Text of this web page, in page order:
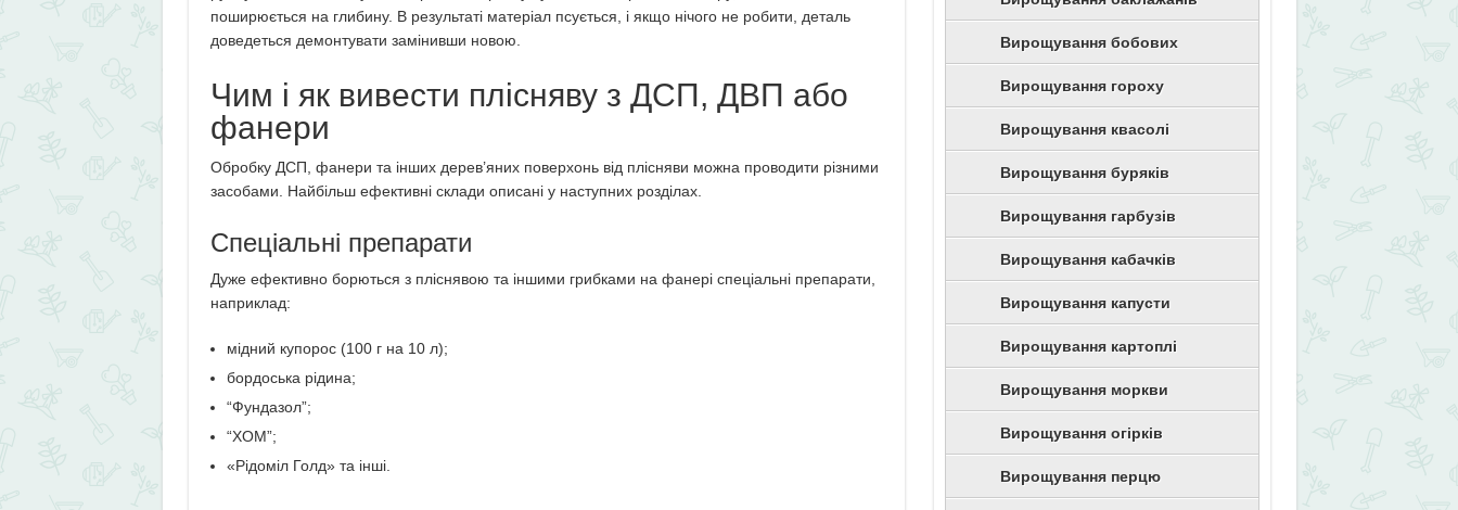
поширюється на глибину. В результаті матеріал псується, і якщо нічого не робити, деталь
доведеться демонтувати замінивши новою.
Чим і як вивести плісняву з ДСП, ДВП або
фанери
Обробку ДСП, фанери та інших дерев’яних поверхонь від плісняви можна проводити різними
засобами. Найбільш ефективні склади описані у наступних розділах.
Спеціальні препарати
Дуже ефективно борються з пліснявою та іншими грибками на фанері спеціальні препарати,
наприклад:
мідний купорос (100 г на 10 л);
бордоська рідина;
“Фундазол”;
“ХОМ”;
«Рідоміл Голд» та інші.
Вирощування бобових
Вирощування гороху
Вирощування квасолі
Вирощування буряків
Вирощування гарбузів
Вирощування кабачків
Вирощування капусти
Вирощування картоплі
Вирощування моркви
Вирощування огірків
Вирощування перцю